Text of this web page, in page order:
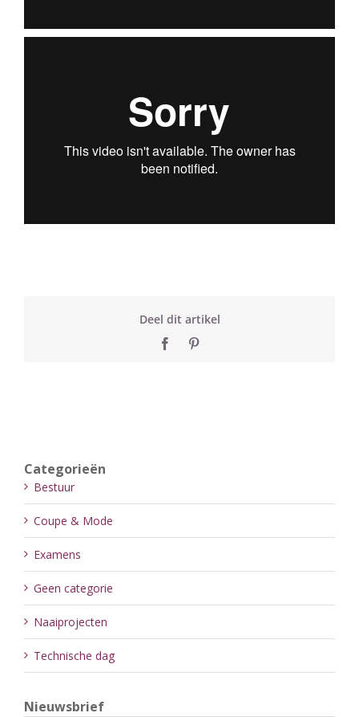
Deel dit artikel
Facebook
Categorieën
Bestuur
Coupe & Mode
Examens
Geen categorie
Naaiprojecten
Technische dag
Nieuwsbrief